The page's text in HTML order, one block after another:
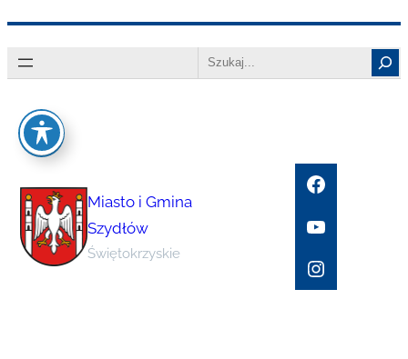
do
Search
Miasto i Gmina
Szydłów
Świętokrzyskie
Facebook
YouTube
Instagram